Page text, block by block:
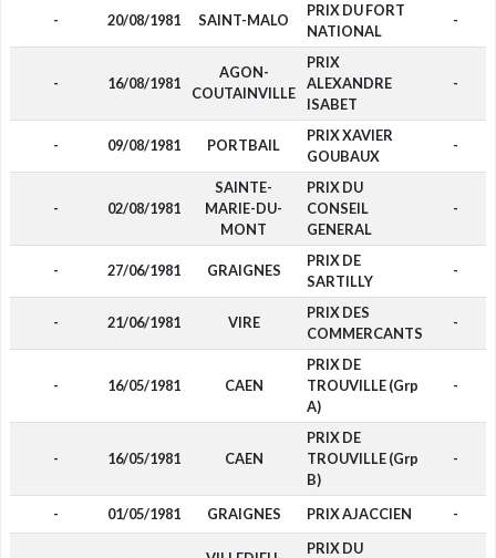
- 20/08/1981 SAINT-MALO
PRIX DU FORT
NATIONAL
-
- 16/08/1981
AGON-
COUTAINVILLE
PRIX
ALEXANDRE
ISABET
-
- 09/08/1981 PORTBAIL
PRIX XAVIER
GOUBAUX
-
- 02/08/1981
SAINTE-
MARIE-DU-
MONT
PRIX DU
CONSEIL
GENERAL
-
- 27/06/1981 GRAIGNES
PRIX DE
SARTILLY
-
- 21/06/1981 VIRE
PRIX DES
COMMERCANTS
-
- 16/05/1981 CAEN
PRIX DE
TROUVILLE (Grp
A)
-
- 16/05/1981 CAEN
PRIX DE
TROUVILLE (Grp
B)
-
- 01/05/1981 GRAIGNES PRIX AJACCIEN -
PRIX DU